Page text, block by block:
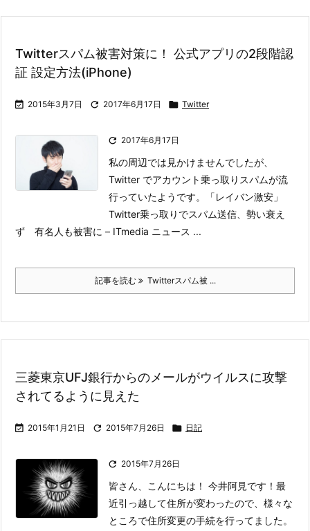
Twitterスパム被害対策に！ 公式アプリの2段階認
証 設定方法(iPhone)
 2015年3月7日  2017年6月17日  Twitter
 2017年6月17日
私の周辺では見かけませんでしたが、
Twitter でアカウント乗っ取りスパムが流
行っていたようです。
「レイバン激安」
Twitter乗っ取りでスパム送信、勢い衰え
ず 有名人も被害に – ITmedia ニュース ...
記事を読む Twitterスパム被 ...
三菱東京UFJ銀行からのメールがウイルスに攻撃
されてるように見えた
 2015年1月21日  2015年7月26日  日記
 2015年7月26日
皆さん、こんにちは！ 今井阿見です！最
近引っ越して住所が変わったので、様々な
ところで住所変更の手続を行ってました。